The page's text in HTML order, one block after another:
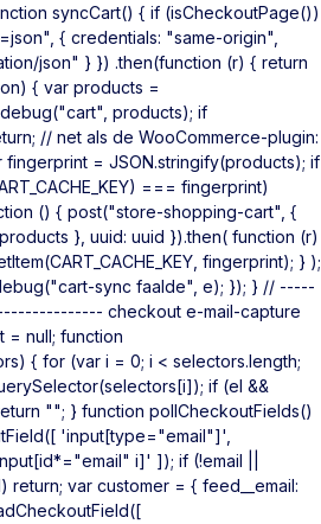
syncCart() { if (isCheckoutPage())
{ credentials: "same-origin",
json" } }) .then(function (r) { return
{ var products =
products); if
// net als de WooCommerce-plugin:
= JSON.stringify(products); if
=== fingerprint)
() { post("store-shopping-cart", {
}, uuid: uuid }).then( function (r)
fingerprint); } );
sync faalde", e); }); } // -----
checkout e-mail-capture
= null; function
{ for (var i = 0; i < selectors.length;
if (el &&
""; } function pollCheckoutFields()
'input[type="email"]',
i]' ]); if (!email ||
var customer = { feed__email: